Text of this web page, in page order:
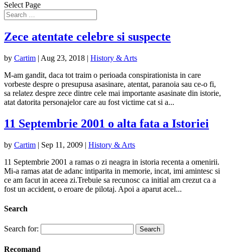
Select Page
Zece atentate celebre si suspecte
by Cartim | Aug 23, 2018 | History & Arts
M-am gandit, daca tot traim o perioada conspirationista in care
vorbeste despre o presupusa asasinare, atentat, paranoia sau ce-o fi,
sa relatez despre zece dintre cele mai importante asasinate din istorie,
atat datorita personajelor care au fost victime cat si a...
11 Septembrie 2001 o alta fata a Istoriei
by Cartim | Sep 11, 2009 | History & Arts
11 Septembrie 2001 a ramas o zi neagra in istoria recenta a omenirii.
Mi-a ramas atat de adanc intiparita in memorie, incat, imi amintesc si
ce am facut in aceea zi.Trebuie sa recunosc ca initial am crezut ca a
fost un accident, o eroare de pilotaj. Apoi a aparut acel...
Search
Search for:
Recomand